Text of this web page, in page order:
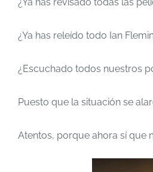
¿Ya has releído todo Ian
¿Escuchado todos nuestros
Puesto que la situación se
Atentos, porque ahora sí que